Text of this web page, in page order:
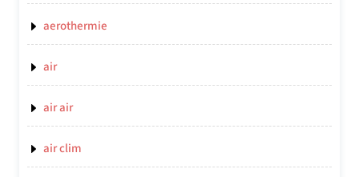
aerothermie
air
air air
air clim